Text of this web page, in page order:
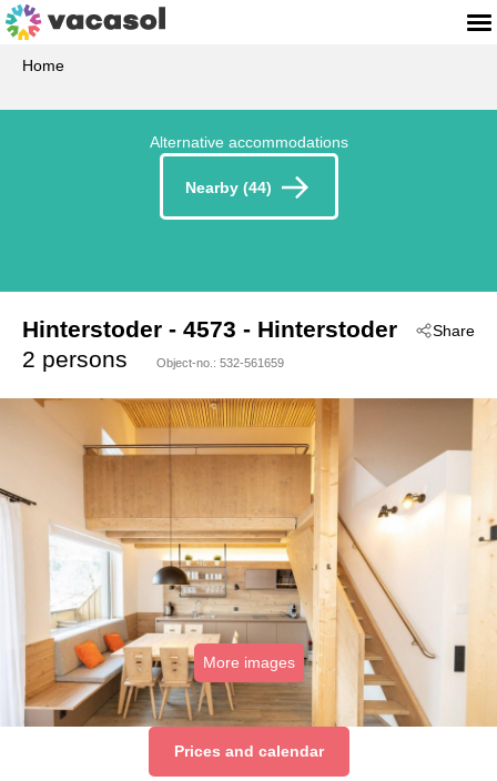
Home
Alternative accommodations
Nearby (44)
Share
Hinterstoder - 4573 - Hinterstoder
2 persons
Object-no.: 532-561659
More images
Prices and calendar